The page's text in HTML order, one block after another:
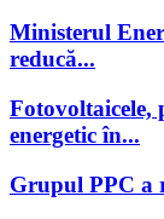
Ministerul
reducă...
Fotovoltaicele,
energetic în...
Grupul PPC a